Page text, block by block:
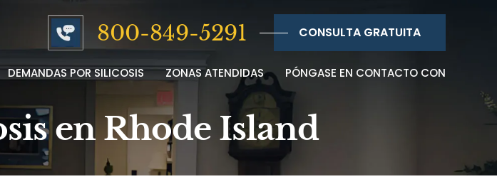
800-849-5291 CONSULTA GRATUITA
DEMANDAS POR SILICOSIS ZONAS ATENDIDAS PÓNGASE EN CONTACTO CON
en Rhode Island